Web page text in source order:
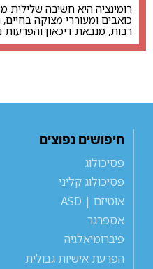
רומינציה היא חשיבה שלילית
כואבים ומעוררי מצוקה
רבות, מנבאת דיכאון והפרעות
חיפושים נפוצים
פסיכולוג
פסיכולוג קליני
אוטיזם | ASD
אספרגר
פיברומיאלגיה
הפרעת אישיות גבולית